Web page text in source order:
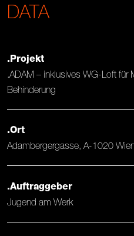
DATA
.Projekt
.ADAM – inklusives WG-Loft für
Behinderung
.Ort
Adambergergasse, A-1020
.Auftraggeber
Jugend am Werk